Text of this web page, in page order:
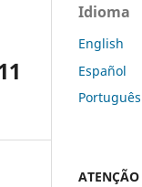
Idioma
English
Español
Português
ATENÇÃO